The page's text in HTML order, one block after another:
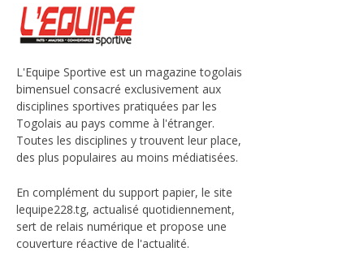
L'Equipe Sportive est un magazine togolais
bimensuel consacré exclusivement aux
disciplines sportives pratiquées par les
Togolais au pays comme à l'étranger.
Toutes les disciplines y trouvent leur place,
des plus populaires au moins médiatisées.
En complément du support papier, le site
lequipe228.tg, actualisé quotidiennement,
sert de relais numérique et propose une
couverture réactive de l'actualité.